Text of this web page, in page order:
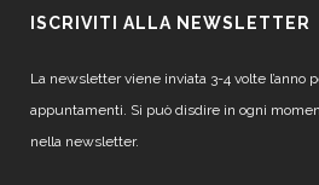
ISCRIVITI ALLA NEWSLETTER
La newsletter viene inviata 3-4 volte l’anno
appuntamenti. Si può disdire in ogni
nella newsletter.